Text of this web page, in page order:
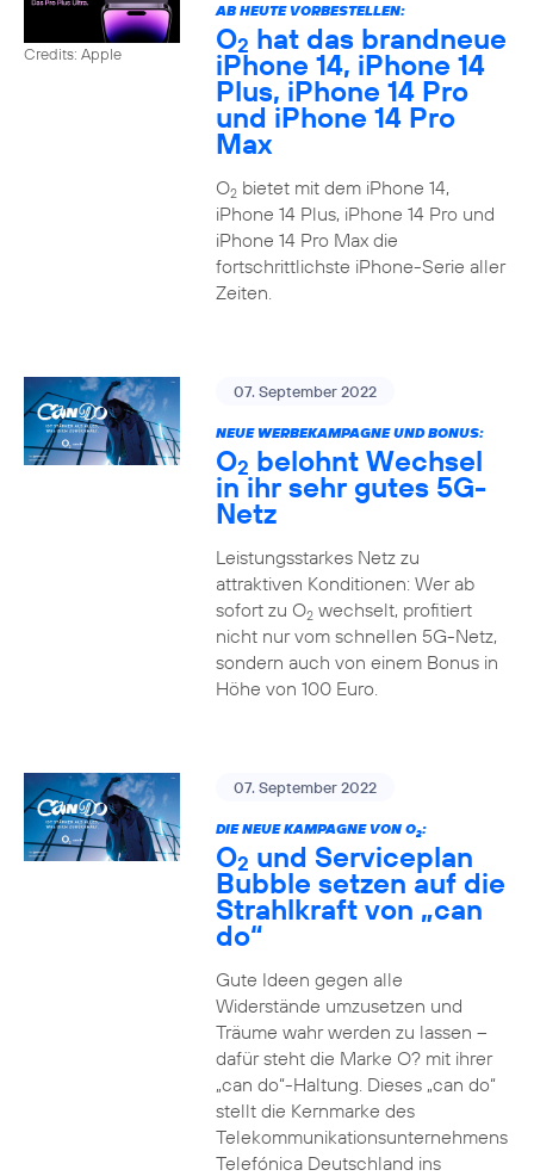
Credits: Apple
AB HEUTE VORBESTELLEN:
O2 hat das brandneue
iPhone 14, iPhone 14
Plus, iPhone 14 Pro
und iPhone 14 Pro
Max
O2bietet mit dem iPhone 14,
iPhone 14 Plus, iPhone 14 Pro und
iPhone 14 Pro Max die
fortschrittlichste iPhone-Serie aller
Zeiten.
07. September 2022
NEUE WERBEKAMPAGNE UND BONUS:
O2 belohnt Wechsel
in ihr sehr gutes 5G-
Netz
Leistungsstarkes Netz zu
attraktiven Konditionen: Wer ab
sofort zu O2wechselt, profitiert
nicht nur vom schnellen 5G-Netz,
sondern auch von einem Bonus in
Höhe von 100 Euro.
07. September 2022
DIE NEUE KAMPAGNE VON O2:
O2 und Serviceplan
Bubble setzen auf die
Strahlkraft von „can
do“
Gute Ideen gegen alle
Widerstände umzusetzen und
Träume wahr werden zu lassen –
dafür steht die Marke O? mit ihrer
„can do“-Haltung. Dieses „can do“
stellt die Kernmarke des
Telekommunikationsunternehmens
Telefónica Deutschland ins